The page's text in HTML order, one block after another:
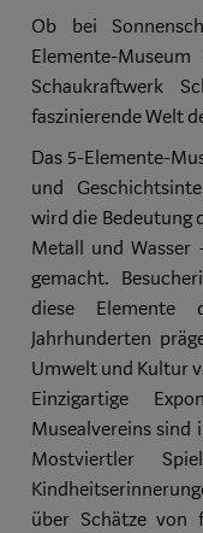
Ob bei
Elemente-
Schaukraftwerk
faszinierende Welt
Das 5-Elemente-
und
wird die Bedeutung
Metall und Wasser
gemacht.
diese Elemente
Jahrhunderten
Umwelt und Kultur
Einzigartige
Musealvereins sind
Mostviertler
über Schätze von